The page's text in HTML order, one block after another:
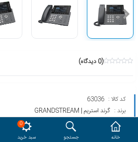
دسترسی کاربری حساب کاربری
خانه جستجو
0
سبد خرید
(0 دیدگاه)
کد کالا :
برند : گرند استریم | GRANDSTREAM
مدل :